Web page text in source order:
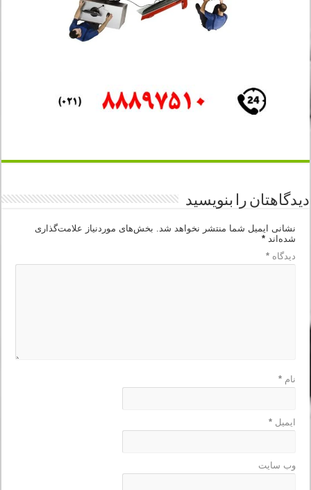
دیدگاهتان را بنویسید
نشانی ایمیل شما منتشر نخواهد شد.
بخش‌های موردنیاز علامت‌گذاری
شده‌اند*
دیدگاه*
نام*
ایمیل*
وب‌ سایت